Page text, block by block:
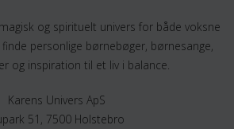
og spirituelt univers for både voksne
personlige børnebøger, børnesange,
og inspiration til et liv i balance.
Karens Univers ApS
51, 7500 Holstebro